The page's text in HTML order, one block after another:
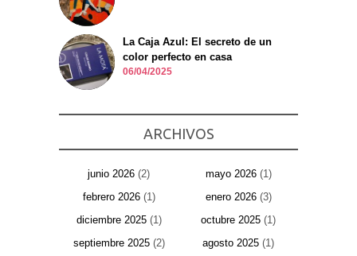
La Caja Azul: El secreto de un
color perfecto en casa
06/04/2025
ARCHIVOS
junio 2026 (2) mayo 2026(1)
febrero 2026(1) enero 2026(3)
diciembre 2025(1) octubre 2025 (1)
septiembre 2025(2) agosto 2025 (1)